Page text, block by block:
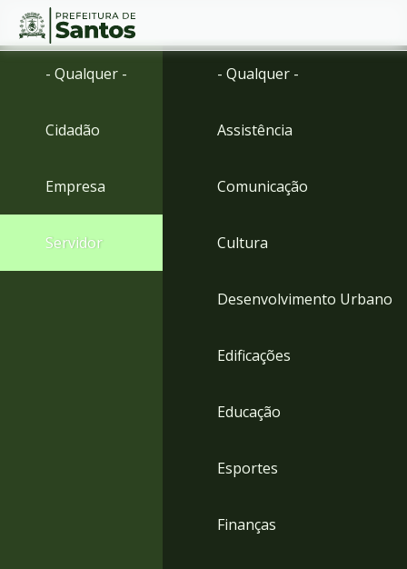
Ir
menu
para
Conteúdo
- Qualquer -
Cidadão
Empresa
Servidor
- Qualquer -
Assistência
Comunicação
Cultura
Desenvolvimento Urbano
Edificações
Educação
Esportes
Finanças